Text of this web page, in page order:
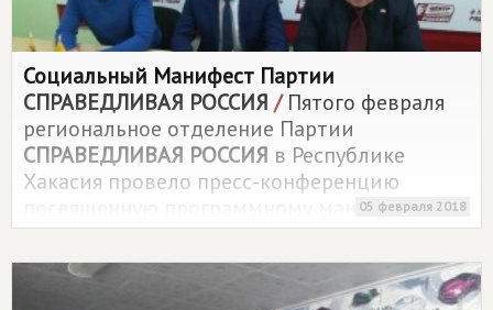
Социальный Манифест Партии
СПРАВЕДЛИВАЯ РОССИЯ /Пятого февраля
региональное отделение Партии
СПРАВЕДЛИВАЯ РОССИЯ в Республике
Хакасия провело пресс-конференцию
посвященную программному манифесту,
адресованному будущему Президенту
страны на период 2018 – 2024гг.
05 февраля 2018